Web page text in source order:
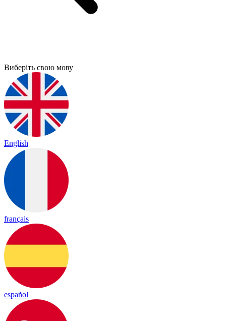
Виберіть свою мову
English
français
español